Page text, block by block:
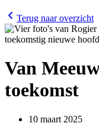
Terug naar overzicht
Van
toekomst
10 maart 2025